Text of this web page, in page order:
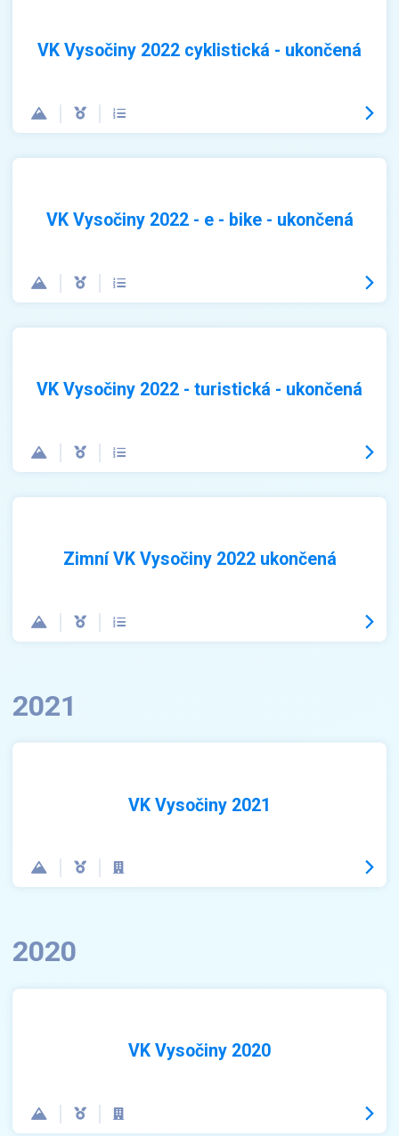
VK Vysočiny 2022 cyklistická - ukončená
VK Vysočiny 2022 - e - bike - ukončená
VK Vysočiny 2022 - turistická - ukončená
Zimní VK Vysočiny 2022 ukončená
2021
VK Vysočiny 2021
2020
VK Vysočiny 2020